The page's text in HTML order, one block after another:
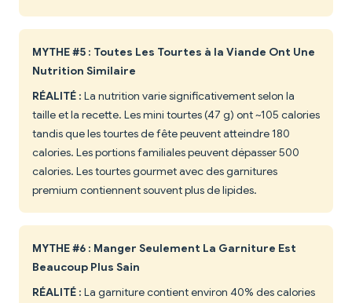
MYTHE #5 : Toutes Les Tourtes à la Viande Ont Une
Nutrition Similaire
RÉALITÉ : La nutrition varie significativement selon la
taille et la recette. Les mini tourtes (47 g) ont ~105 calories
tandis que les tourtes de fête peuvent atteindre 180
calories. Les portions familiales peuvent dépasser 500
calories. Les tourtes gourmet avec des garnitures
premium contiennent souvent plus de lipides.
MYTHE #6 : Manger Seulement La Garniture Est
Beaucoup Plus Sain
RÉALITÉ : La garniture contient environ 40% des calories